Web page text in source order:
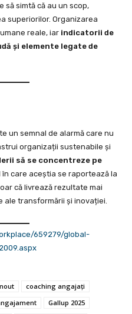
să simtă că au un scop,
superiorilor. Organizarea
reale, iar indicatorii de
și elemente legate de
un semnal de alarmă care nu
organizații sustenabile și
să se concentreze pe
în care aceștia se raportează la
că livrează rezultate mai
ale transformării și inovației.
659279/global-
coaching angajați
Gallup 2025